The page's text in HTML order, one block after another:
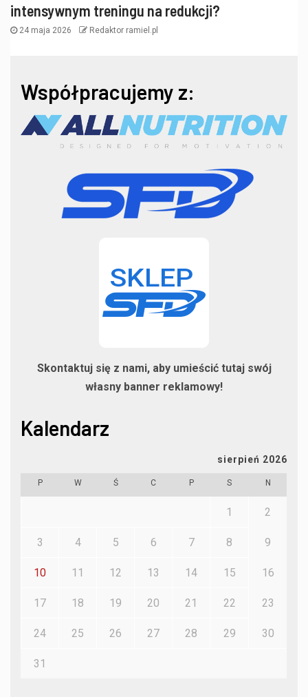
intensywnym treningu na redukcji?
24 maja 2026 Redaktor ramiel.pl
Współpracujemy z:
Skontaktuj się z nami, aby umieścić tutaj swój
własny banner reklamowy!
Kalendarz
sierpień 2026
P W Ś C P S N
1 2
3 4 5 6 7 8 9
10 11 12 13 14 15 16
17 18 19 20 21 22 23
24 25 26 27 28 29 30
31